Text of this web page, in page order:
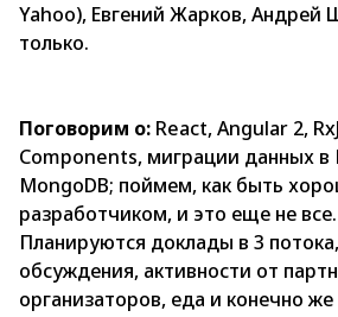
Yahoo), Евгений Жарков, Андрей
только.
Поговорим о: React, Angular 2,
Components, миграции данных в
MongoDB; поймем, как быть
разработчиком, и это еще не все.
Планируются доклады в 3
обсуждения, активности от
организаторов, еда и конечно